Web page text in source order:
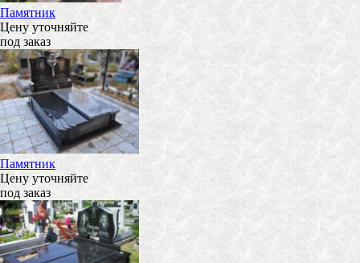
Памятник
Цену уточняйте
под заказ
Памятник
Цену уточняйте
под заказ